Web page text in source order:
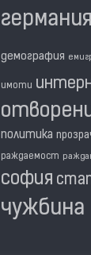
германия
демография
имоти
политика
раждаемост
софия
чужбина